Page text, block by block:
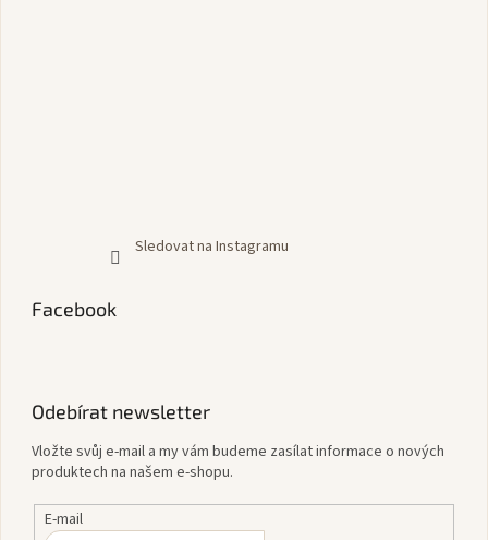
Sledovat na Instagramu
Facebook
Odebírat newsletter
Vložte svůj e-mail a my vám budeme zasílat informace o nových
produktech na našem e-shopu.
E-mail